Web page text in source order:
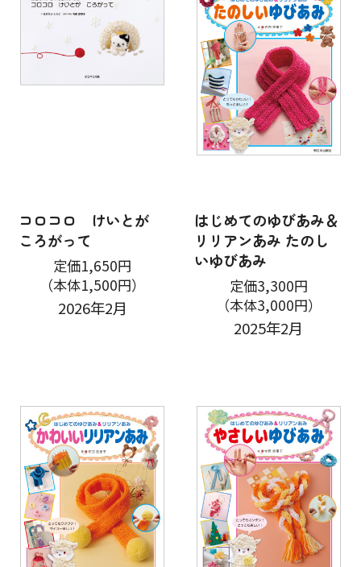
コロコロ けいとが
ころがって
定価1,650円
（本体1,500円）
2026年2月
はじめてのゆびあみ＆
リリアンあみ たのし
いゆびあみ
定価3,300円
（本体3,000円）
2025年2月